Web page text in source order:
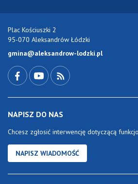
Plac Kościuszki 2
95-070 Aleksandrów Łódzki
gmina@aleksandrow-lodzki.pl
NAPISZ DO NAS
Chcesz zgłosić interwencję dotyczącą
NAPISZ WIADOMOŚĆ